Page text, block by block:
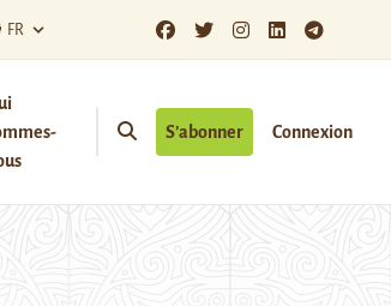
FR
S’abonner Connexion